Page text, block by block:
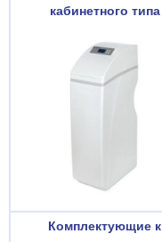
кабинетного типа
Комплектующие к